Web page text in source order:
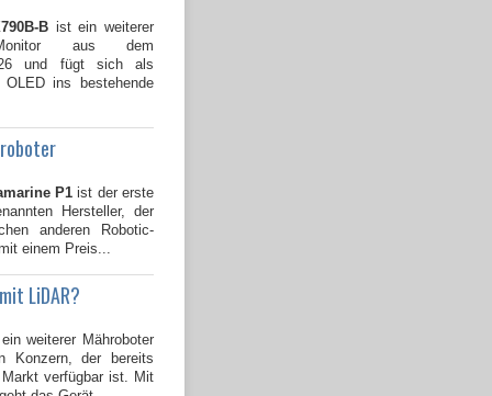
B ist ein weiterer
aus dem
und fügt sich als
ins bestehende
P1 ist der erste
Hersteller, der
anderen Robotic-
einem Preis...
LiDAR?
weiterer Mähroboter
Konzern, der bereits
verfügbar ist. Mit